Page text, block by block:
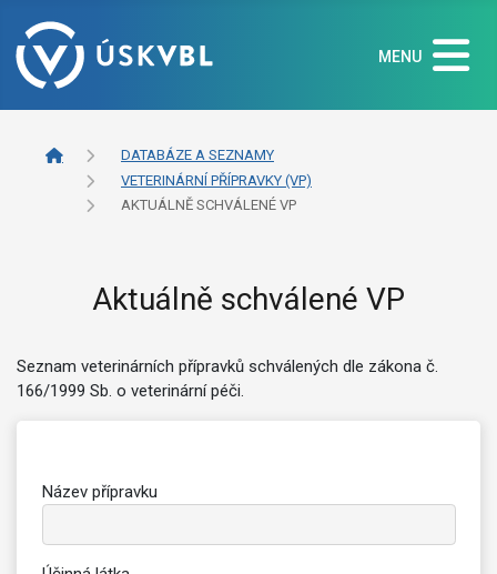
MENU
DATABÁZE A SEZNAMY
VETERINÁRNÍ PŘÍPRAVKY (VP)
AKTUÁLNĚ SCHVÁLENÉ VP
Aktuálně schválené VP
Seznam veterinárních přípravků schválených dle zákona č.
166/1999 Sb. o veterinární péči.
Název přípravku